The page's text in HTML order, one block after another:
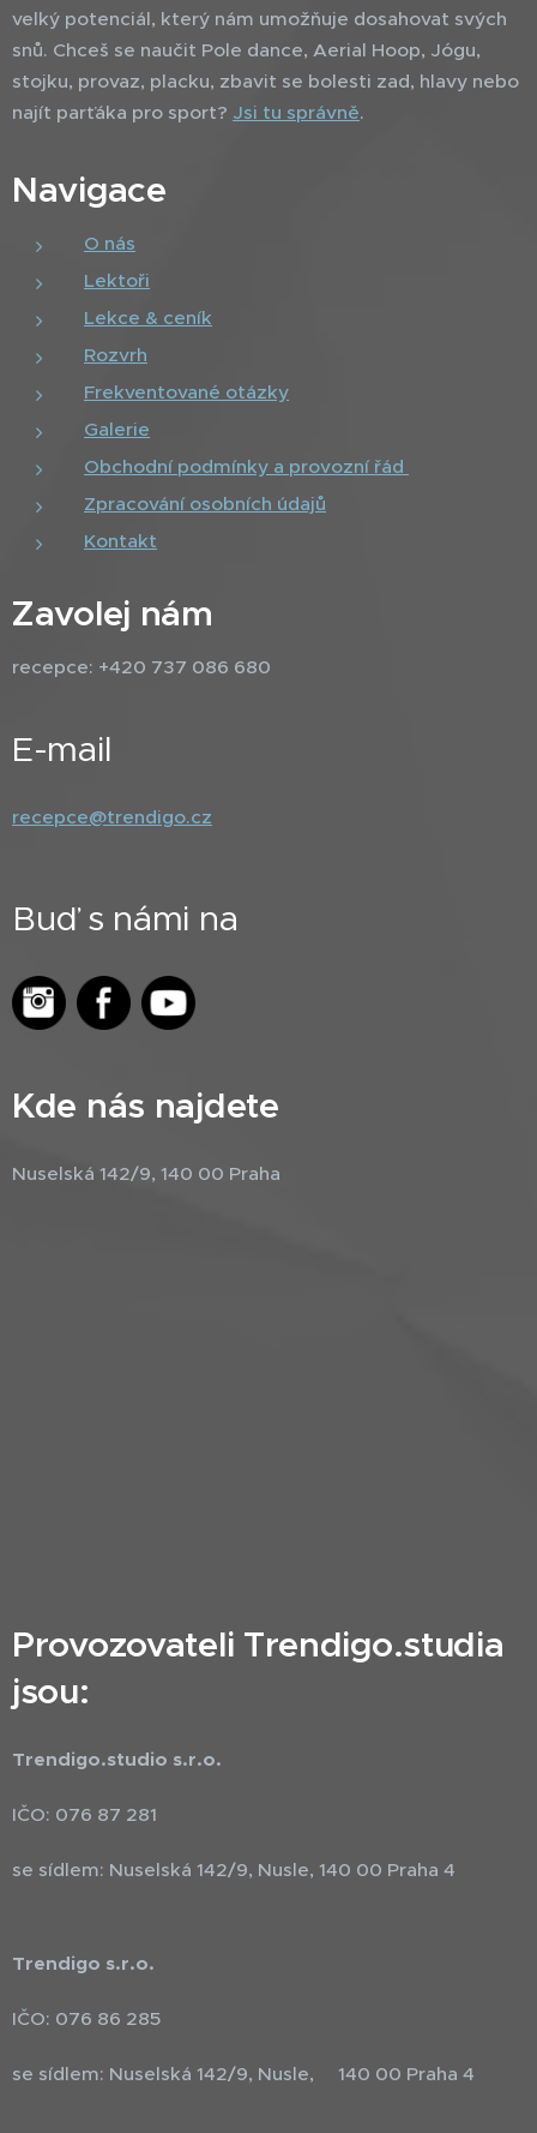
velký potenciál, který nám umožňuje dosahovat svých
snů. Chceš se naučit Pole dance, Aerial Hoop, Jógu,
stojku, provaz, placku, zbavit se bolesti zad, hlavy nebo
najít parťáka pro sport? Jsi tu správně.
Navigace
O nás
Lektoři
Lekce & ceník
Rozvrh
Frekventované otázky
Galerie
Obchodní podmínky a provozní řád
Zpracování osobních údajů
Kontakt
Zavolej nám
recepce: +420 737 086 680
E-mail
recepce@trendigo.cz
Buď s námi na
Kde nás najdete
Nuselská 142/9, 140 00 Praha
Provozovateli Trendigo.studia
jsou:
Trendigo.studio s.r.o.
IČO: 076 87 281
se sídlem: Nuselská 142/9, Nusle, 140 00 Praha 4
Trendigo s.r.o.
IČO: 076 86 285
se sídlem: Nuselská 142/9, Nusle, 140 00 Praha 4